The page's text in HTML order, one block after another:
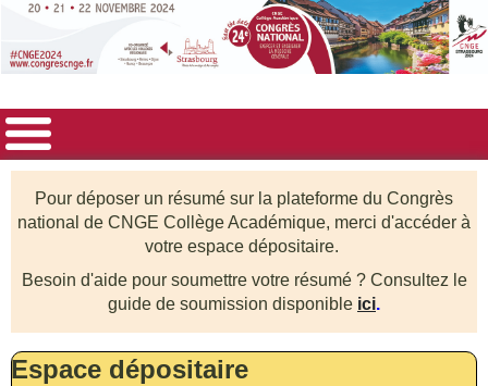
Pour déposer un résumé sur la plateforme du Congrès
national de CNGE Collège Académique, merci d'accéder à
votre espace dépositaire.
Besoin d'aide pour soumettre votre résumé ? Consultez le
guide de soumission disponible ici.
Espace dépositaire